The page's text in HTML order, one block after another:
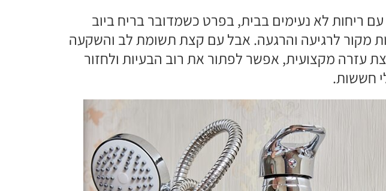
ריחות לא נעימים בבית, בפרט כשמדובר בריח ביוב
מקור לרגיעה והרגעה. אבל עם קצת תשומת לב והשקעה
עזרה מקצועית, אפשר לפתור את רוב הבעיות ולחזור
חששות.